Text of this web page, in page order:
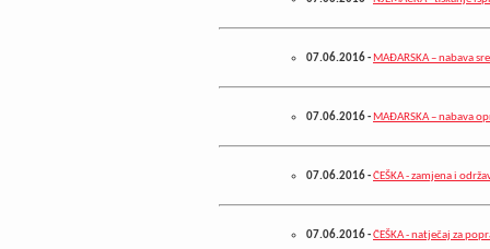
07.06.2016- MAĐARSKA – nabava
07.06.2016- MAĐARSKA – nabava
07.06.2016-ČEŠKA - zamjena i
07.06.2016-ČEŠKA - natječaj za